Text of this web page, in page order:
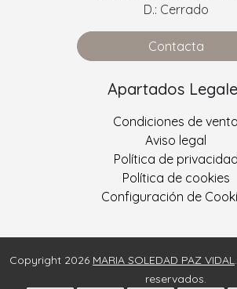
D.: Cerrado
Contacta
Apartados
Condiciones de venta
Aviso legal
Política de privacidad
Política de cookies
Configuración de
Copyright 2026 MARIA SOLEDAD PAZ VIDAL
reservados.